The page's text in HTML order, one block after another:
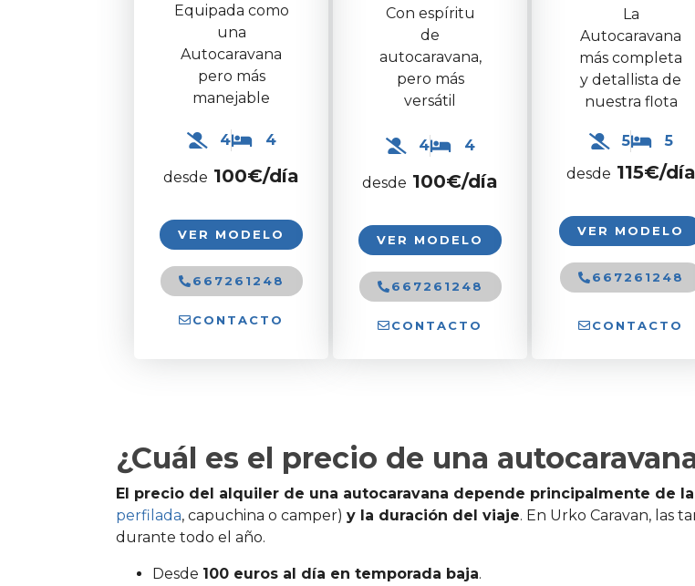
Equipada como
una
Autocaravana
pero más
manejable
4 4
desde 100€/día
VER MODELO
667261248
CONTACTO
Con espíritu
de
autocaravana,
pero más
versátil
4 4
desde 100€/día
VER MODELO
667261248
CONTACTO
La
Autocaravana
más completa
y detallista de
nuestra flota
5
5
desde 115€/día
VER MODELO
667261248
CONTACTO
¿Cuál es el precio de una
El precio del alquiler de una autocaravana depende principalmente de
perfilada, capuchina o camper) y la duración del viaje. En Urko Caravan, las
durante todo el año.
Desde 100 euros al día en temporada baja.